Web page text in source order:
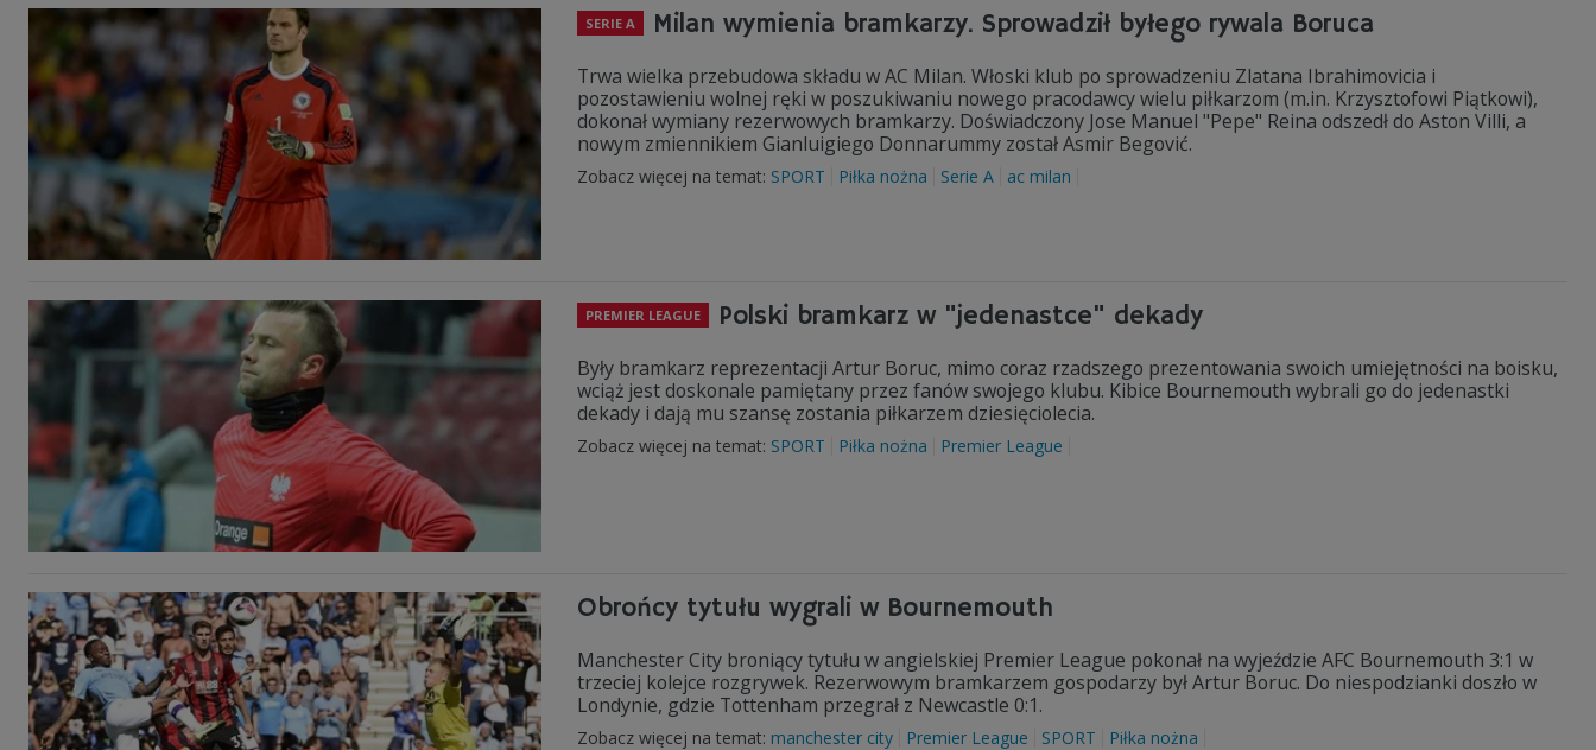
SERIE A Milan wymienia bramkarzy. Sprowadził byłego rywala Boruca
Trwa wielka przebudowa składu w AC Milan. Włoski klub po sprowadzeniu Zlatana Ibrahimovicia i
pozostawieniu wolnej ręki w poszukiwaniu nowego pracodawcy wielu piłkarzom (m.in. Krzysztofowi Piątkowi),
dokonał wymiany rezerwowych bramkarzy. Doświadczony Jose Manuel "Pepe" Reina odszedł do Aston Villi, a
nowym zmiennikiem Gianluigiego Donnarummy został Asmir Begović.
Zobacz więcej na temat: SPORT Piłka nożna Serie A ac milan
PREMIER LEAGUE Polski bramkarz w "jedenastce" dekady
Były bramkarz reprezentacji Artur Boruc, mimo coraz rzadszego prezentowania swoich umiejętności na boisku,
wciąż jest doskonale pamiętany przez fanów swojego klubu. Kibice Bournemouth wybrali go do jedenastki
dekady i dają mu szansę zostania piłkarzem dziesięciolecia.
Zobacz więcej na temat: SPORT Piłka nożna Premier League
Obrońcy tytułu wygrali w Bournemouth
Manchester City broniący tytułu w angielskiej Premier League pokonał na wyjeździe AFC Bournemouth 3:1 w
trzeciej kolejce rozgrywek. Rezerwowym bramkarzem gospodarzy był Artur Boruc. Do niespodzianki doszło w
Londynie, gdzie Tottenham przegrał z Newcastle 0:1.
Zobacz więcej na temat: manchester city Premier League SPORT Piłka nożna